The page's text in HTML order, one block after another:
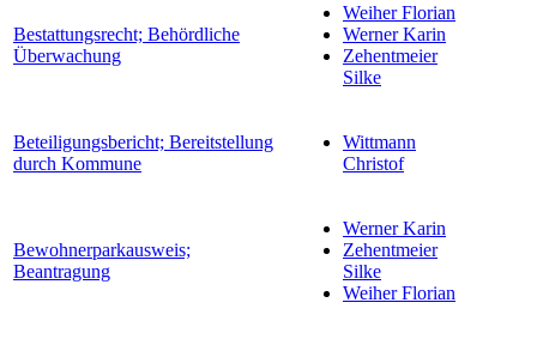
Bestattungsrecht; Behördliche
Überwachung
Weiher Florian
Werner Karin
Zehentmeier
Silke
Beteiligungsbericht; Bereitstellung
durch Kommune
Wittmann
Christof
Bewohnerparkausweis;
Beantragung
Werner Karin
Zehentmeier
Silke
Weiher Florian